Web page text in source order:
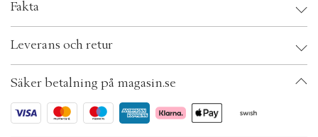
t
n
Fakta
EAN: 7350073862269
ID: ACTJ23-0008
Leverans och retur
Säker betalning på magasin.se